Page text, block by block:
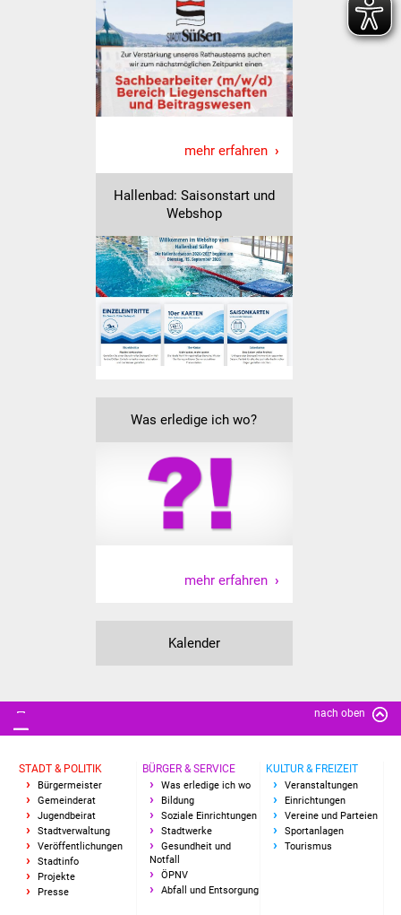
Kinder und Jugendliche
Schülerferienprogramm
Migration und Integration
Ukraine-Hilfe
Wohnen
Bauen in Süßen
Wohnimmobilien +
Baugrundstücke
Wirtschaft
Gewerbeimmobilien
IKG Auen
Ausschreibungen
Ausschreibung
Ausschreibung
Ausschreibung
Freihändige Vergabe
Gewerbeverzeichnis
Gewerbe - Selbsteintrag
mehr erfahren
Hallenbad: Saisonstart und
Webshop
Was erledige ich wo?
mehr erfahren
Kalender
nach oben
STADT & POLITIK
Bürgermeister
Gemeinderat
Jugendbeirat
Stadtverwaltung
Veröffentlichungen
Stadtinfo
Projekte
Presse
BÜRGER & SERVICE
Was erledige ich wo
Bildung
Soziale Einrichtungen
Stadtwerke
Gesundheit und
Notfall
ÖPNV
Abfall und Entsorgung
KULTUR & FREIZEIT
Veranstaltungen
Einrichtungen
Vereine und Parteien
Sportanlagen
Tourismus